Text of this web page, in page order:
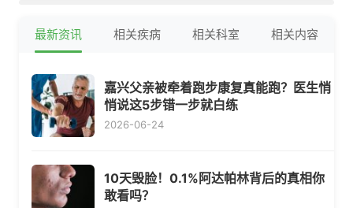
最新资讯 相关疾病 相关科室 相关内容
嘉兴父亲被牵着跑步康复真能跑？医生悄
悄说这5步错一步就白练
2026-06-24
10天毁脸！0.1%阿达帕林背后的真相你
敢看吗？